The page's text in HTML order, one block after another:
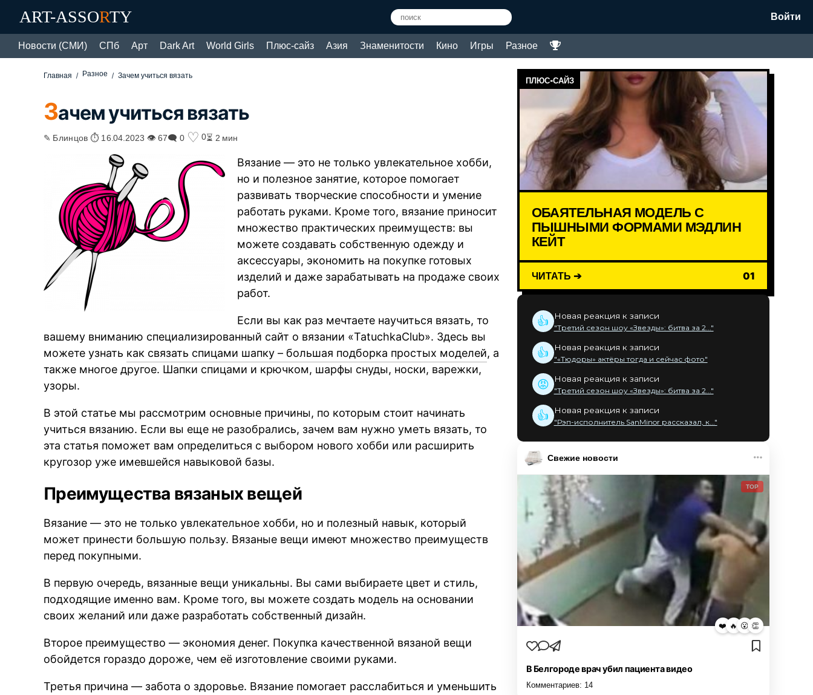
ART-ASSORTY Войти
Новости (СМИ) СПб Арт Dark Art World Girls Плюс-сайз Азия Знаменитости Кино Игры Разное
Главная Разное Зачем учиться вязать
Зачем учиться вязать
✎ Блинцов ⏱ 16.04.2023 👁 67🗨 0 ♡ 0⏳ 2 мин
Вязание — это не только увлекательное хобби,
но и полезное занятие, которое помогает
развивать творческие способности и умение
работать руками. Кроме того, вязание приносит
множество практических преимуществ: вы
можете создавать собственную одежду и
аксессуары, экономить на покупке готовых
изделий и даже зарабатывать на продаже своих
работ.
Если вы как раз мечтаете научиться вязать, то
вашему вниманию специализированный сайт о вязании «TatuchkaClub». Здесь вы
можете узнать как связать спицами шапку – большая подборка простых моделей, а
также многое другое. Шапки спицами и крючком, шарфы снуды, носки, варежки,
узоры.
В этой статье мы рассмотрим основные причины, по которым стоит начинать
учиться вязанию. Если вы еще не разобрались, зачем вам нужно уметь вязать, то
эта статья поможет вам определиться с выбором нового хобби или расширить
кругозор уже имевшейся навыковой базы.
Преимущества вязаных вещей
Вязание — это не только увлекательное хобби, но и полезный навык, который
может принести большую пользу. Вязаные вещи имеют множество преимуществ
перед покупными.
В первую очередь, вязанные вещи уникальны. Вы сами выбираете цвет и стиль,
подходящие именно вам. Кроме того, вы можете создать модель на основании
своих желаний или даже разработать собственный дизайн.
Второе преимущество — экономия денег. Покупка качественной вязаной вещи
обойдется гораздо дороже, чем её изготовление своими руками.
Третья причина — забота о здоровье. Вязание помогает расслабиться и уменьшить
ПЛЮС-САЙЗ
ОБАЯТЕЛЬНАЯ МОДЕЛЬ С
ПЫШНЫМИ ФОРМАМИ МЭДЛИН
КЕЙТ
ЧИТАТЬ ➔ 01
👍 Новая реакция к записи
"Третий сезон шоу «Звезды»: битва за 2..."
👍 Новая реакция к записи
"«Тюдоры» актёры тогда и сейчас фото"
😡 Новая реакция к записи
"Третий сезон шоу «Звезды»: битва за 2..."
👍 Новая реакция к записи
"Рэп-исполнитель SanMinor рассказал, к..."
Свежие новости
TOP
❤️ 🔥 😮 👏
В Белгороде врач убил пациента видео
Комментариев: 14